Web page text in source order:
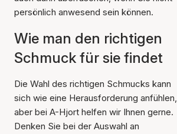
persönlich anwesend sein können.
Wie man den richtigen
Schmuck für sie findet
Die Wahl des richtigen Schmucks kann
sich wie eine Herausforderung anfühlen,
aber bei A-Hjort helfen wir Ihnen gerne.
Denken Sie bei der Auswahl an